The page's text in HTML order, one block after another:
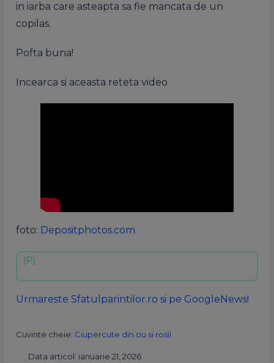
in iarba care asteapta sa fie mancata de un
copilas.
Pofta buna!
Incearca si aceasta reteta video
foto: Depositphotos.com
Urmareste Sfatulparintilor.ro si pe GoogleNews!
Cuvinte cheie: Ciupercute din ou si rosii
Data articol: ianuarie 21, 2026